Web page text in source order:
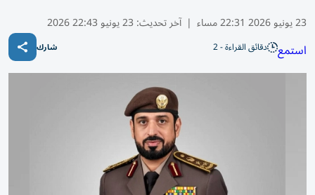
23 يونيو 2026 22:31 مساء | آخر تحديث: 23 يونيو 22:43 2026
استمع دقائق القراءة - 2 شارك